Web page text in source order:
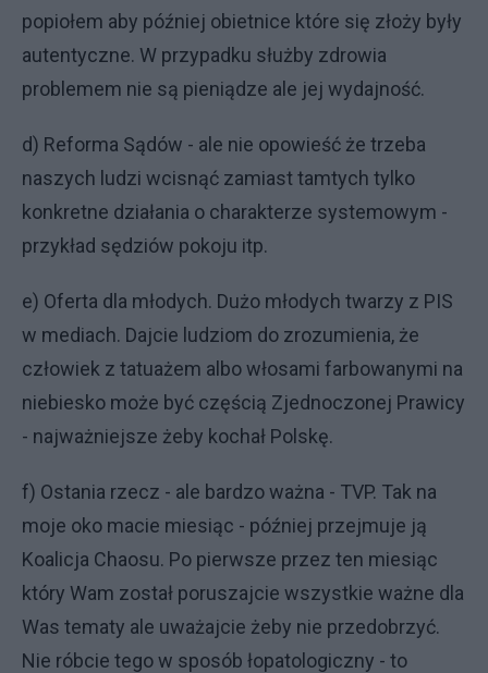
popiołem aby później obietnice które się złoży były
autentyczne. W przypadku służby zdrowia
problemem nie są pieniądze ale jej wydajność.
d) Reforma Sądów - ale nie opowieść że trzeba
naszych ludzi wcisnąć zamiast tamtych tylko
konkretne działania o charakterze systemowym -
przykład sędziów pokoju itp.
e) Oferta dla młodych. Dużo młodych twarzy z PIS
w mediach. Dajcie ludziom do zrozumienia, że
człowiek z tatuażem albo włosami farbowanymi na
niebiesko może być częścią Zjednoczonej Prawicy
- najważniejsze żeby kochał Polskę.
f) Ostania rzecz - ale bardzo ważna - TVP. Tak na
moje oko macie miesiąc - później przejmuje ją
Koalicja Chaosu. Po pierwsze przez ten miesiąc
który Wam został poruszajcie wszystkie ważne dla
Was tematy ale uważajcie żeby nie przedobrzyć.
Nie róbcie tego w sposób łopatologiczny - to